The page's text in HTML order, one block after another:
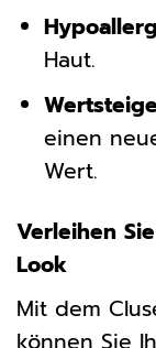
Haut.
einen
Wert.
Verleihen
Look
Mit dem